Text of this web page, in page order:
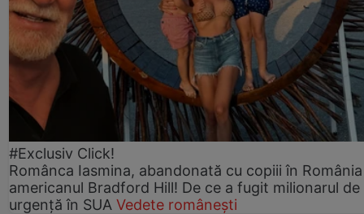
#Exclusiv Click!
Românca Iasmina, abandonată cu copiii în
americanul Bradford Hill! De ce a fugit milionarul de
urgență în SUA Vedete românești